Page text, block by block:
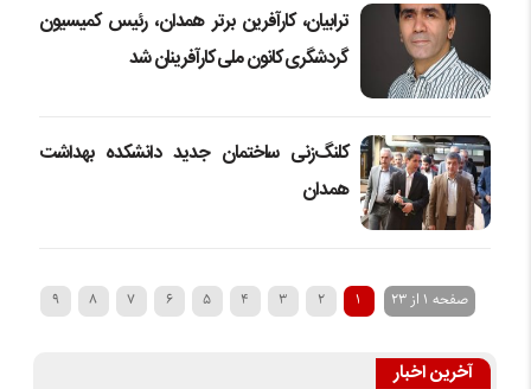
ترابیان، کارآفرین برتر همدان، رئیس کمیسیون
گردشگری کانون ملی کارآفرینان شد
کلنگ‌زنی ساختمان جدید دانشکده بهداشت
همدان
صفحه 1 از 23 1
2
3
4
5
6
7
8
9
آخرین اخبار